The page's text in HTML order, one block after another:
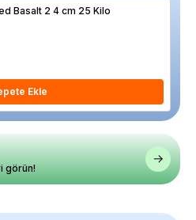
Doğal Dekoratif Taş Tumbled Basalt 2 4 cm 25 Kilo
Ekle
görün!